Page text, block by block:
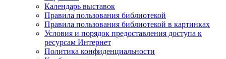
Календарь выставок
Правила пользования библиотекой
Правила пользования библиотекой в картинках
Условия и порядок предоставления доступа к
ресурсам Интернет
Политика конфиденциальности